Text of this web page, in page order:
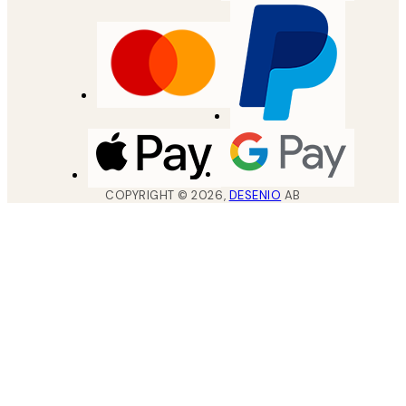
COPYRIGHT ©2026, DESENIO AB